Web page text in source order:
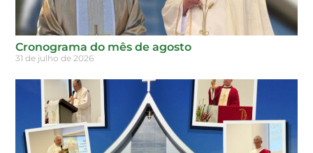
Cronograma do mês de agosto
31 de julho de 2026